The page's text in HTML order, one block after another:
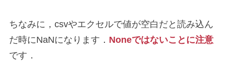
ちなみに，csvやエクセルで値が空白だと読み込ん
だ時にNaNになります． Noneではないことに注意
です．